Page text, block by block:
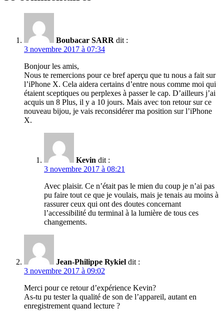
Boubacar SARR dit :
3 novembre 2017 à 07:34
Bonjour les amis,
Nous te remercions pour ce bref aperçu que tu nous a fait sur
l’iPhone X. Cela aidera certains d’entre nous comme moi qui
étaient sceptiques ou perplexes à passer le cap. D’ailleurs j’ai
acquis un 8 Plus, il y a 10 jours. Mais avec ton retour sur ce
nouveau bijou, je vais reconsidérer ma position sur l’iPhone
X.
Kevin dit :
3 novembre 2017 à 08:21
Avec plaisir. Ce n’était pas le mien du coup je n’ai pas
pu faire tout ce que je voulais, mais je tenais au moins à
rassurer ceux qui ont des doutes concernant
l’accessibilité du terminal à la lumière de tous ces
changements.
Jean-Philippe Rykiel dit :
3 novembre 2017 à 09:02
Merci pour ce retour d’expérience Kevin?
As-tu pu tester la qualité de son de l’appareil, autant en
enregistrement quand lecture ?